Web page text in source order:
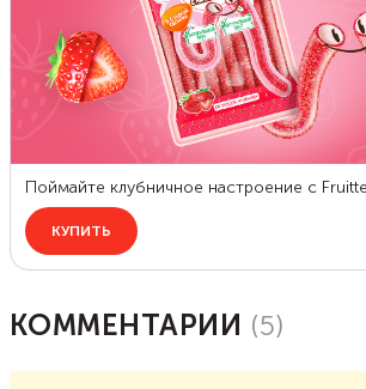
КОММЕНТАРИИ (5)